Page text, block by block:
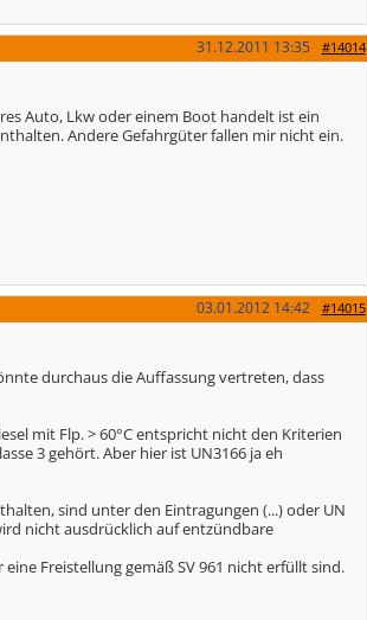
#14014
31.12.2011 13:35
Auto, Lkw oder einem Boot handelt ist ein
Andere Gefahrgüter fallen mir nicht ein.
#14015
03.01.2012 14:42
durchaus die Auffassung vertreten, dass
mit Flp. > 60°C entspricht nicht den Kriterien
3 gehört. Aber hier ist UN3166 ja eh
sind unter den Eintragungen (...) oder UN
wird nicht ausdrücklich auf entzündbare
Freistellung gemäß SV 961 nicht erfüllt sind.